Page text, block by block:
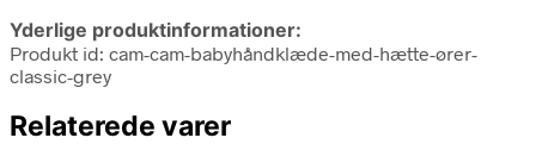
Yderlige produktinformationer:
Produkt id: cam-cam-babyhåndklæde-med-hætte-ører-
classic-grey
Relaterede varer